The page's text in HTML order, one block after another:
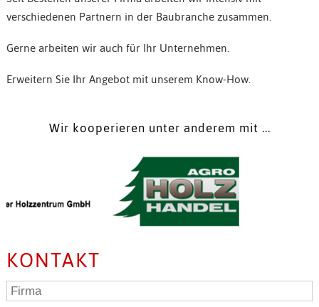
verschiedenen Partnern in der Baubranche zusammen.
Gerne arbeiten wir auch für Ihr Unternehmen.
Erweitern Sie Ihr Angebot mit unserem Know-How.
Wir kooperieren unter anderem mit ...
KONTAKT